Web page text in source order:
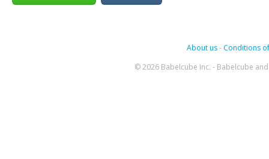
About us- Conditions
© 2026 Babelcube Inc. - Babelcube